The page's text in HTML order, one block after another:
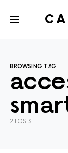
BROWSING TAG
2 POSTS